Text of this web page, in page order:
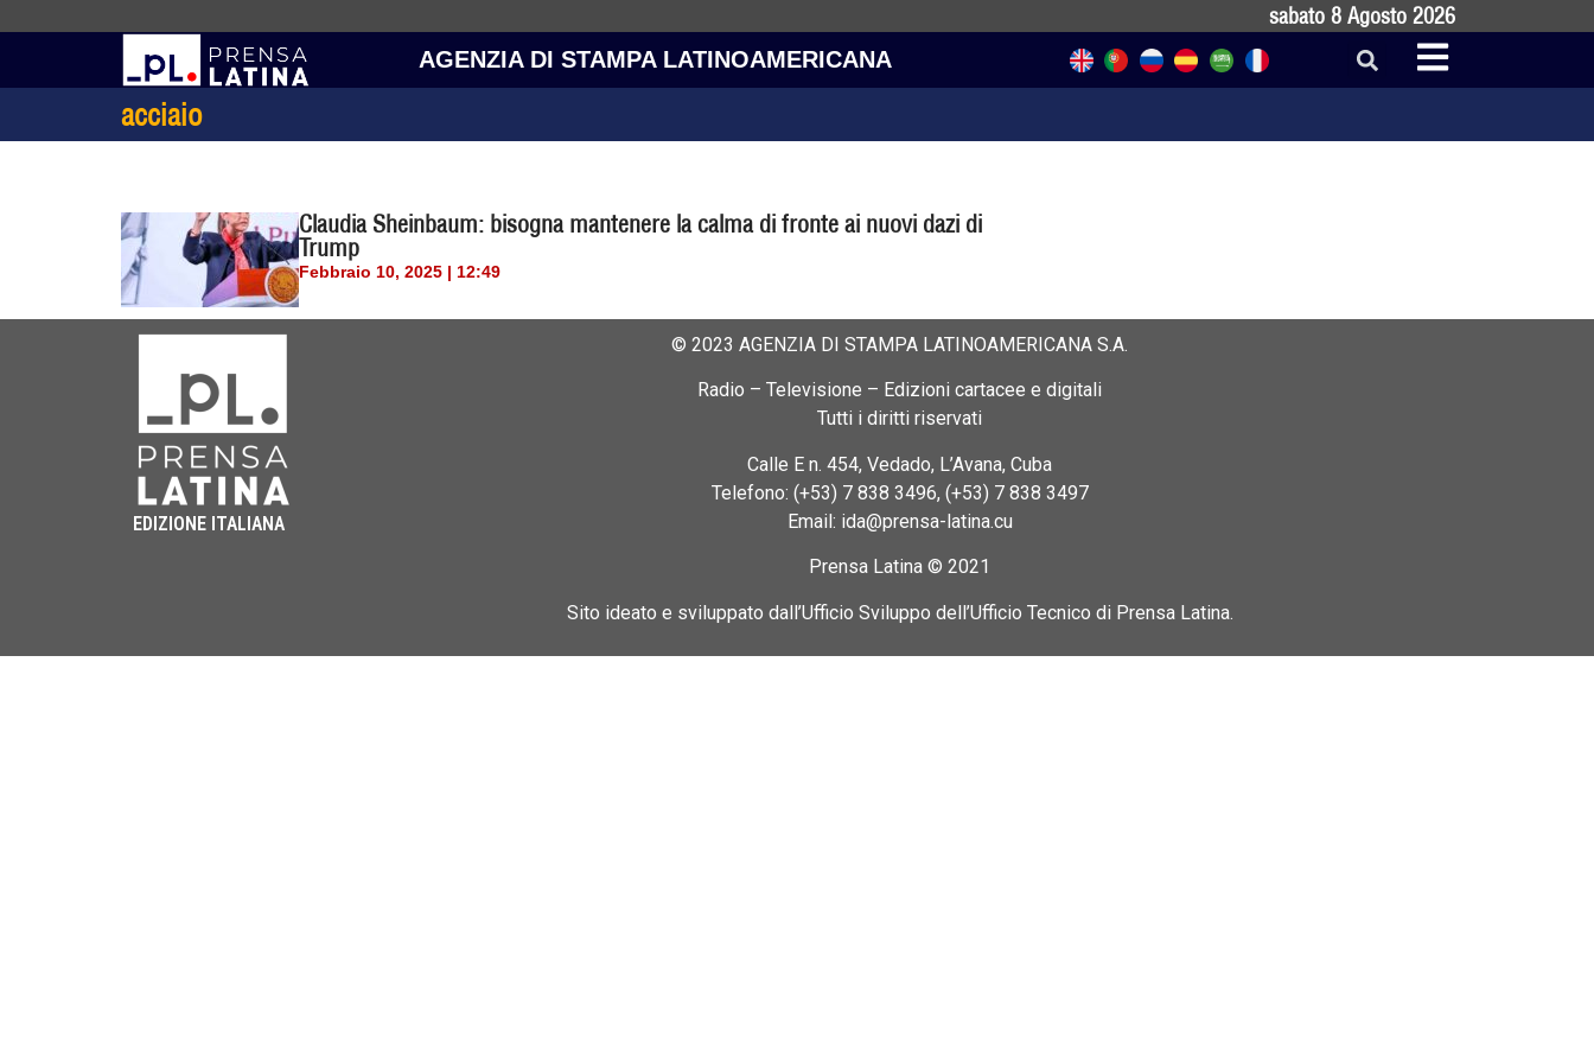
sabato 8 Agosto 2026
AGENZIA DI STAMPA LATINOAMERICANA
acciaio
Claudia Sheinbaum: bisogna mantenere la calma di fronte ai nuovi dazi di
Trump
Febbraio 10, 2025 | 12:49
EDIZIONE ITALIANA
© 2023 AGENZIA DI STAMPA LATINOAMERICANA S.A.
Radio – Televisione – Edizioni cartacee e digitali
Tutti i diritti riservati
Calle E n. 454, Vedado, L’Avana, Cuba
Telefono: (+53) 7 838 3496, (+53) 7 838 3497
Email: ida@prensa-latina.cu
Prensa Latina © 2021
Sito ideato e sviluppato dall’Ufficio Sviluppo dell’Ufficio Tecnico di Prensa Latina.